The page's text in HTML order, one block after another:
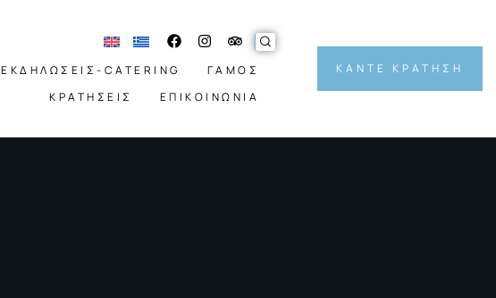
ΕΚΔΗΛΩΣΕΙΣ-CATERING
ΓΑΜΟΣ
ΚΡΑΤΗΣΕΙΣ
ΕΠΙΚΟΙΝΩΝΙΑ
ΚΑΝΤΕ ΚΡΑΤΗΣΗ